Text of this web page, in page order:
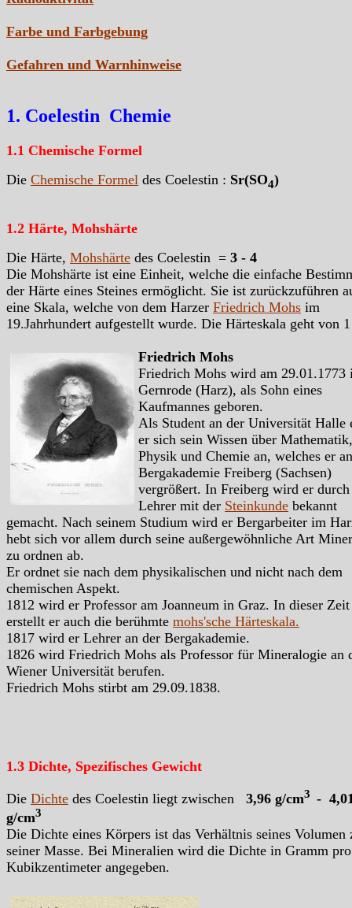
Farbe und Farbgebung
Gefahren und Warnhinweise
1. Coelestin Chemie
1.1 Chemische Formel
Die Chemische Formel des Coelestin : Sr(SO4)
1.2 Härte, Mohshärte
Die Härte, Mohshärte des Coelestin = 3 - 4
Die Mohshärte ist eine Einheit, welche die einfache
der Härte eines Steines ermöglicht. Sie ist zurückzuführen
eine Skala, welche von dem Harzer Friedrich Mohs im
19.Jahrhundert aufgestellt wurde. Die Härteskala geht von
Friedrich Mohs
Friedrich Mohs wird am 29.01.1773
Gernrode (Harz), als Sohn eines
Kaufmannes geboren.
Als Student an der Universität Halle
er sich sein Wissen über Mathematik,
Physik und Chemie an, welches er
Bergakademie Freiberg (Sachsen)
vergrößert. In Freiberg wird er durch
Lehrer mit der Steinkunde bekannt
gemacht. Nach seinem Studium wird er Bergarbeiter im
hebt sich vor allem durch seine außergewöhnliche Art
zu ordnen ab.
Er ordnet sie nach dem physikalischen und nicht nach dem
chemischen Aspekt.
1812 wird er Professor am Joanneum in Graz. In dieser Zeit
erstellt er auch die berühmte mohs'sche Härteskala.
1817 wird er Lehrer an der Bergakademie.
1826 wird Friedrich Mohs als Professor für Mineralogie an
Wiener Universität berufen.
Friedrich Mohs stirbt am 29.09.1838.
1.3 Dichte, Spezifisches Gewicht
Die Dichte des Coelestin liegt zwischen 3,96 g/cm3 -
g/cm3
Die Dichte eines Körpers ist das Verhältnis seines Volumen
seiner Masse. Bei Mineralien wird die Dichte in Gramm pro
Kubikzentimeter angegeben.